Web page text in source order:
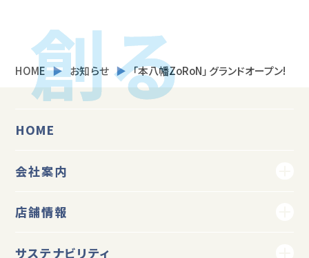
HOME お知らせ ｢本八幡ZoRoN｣ グランドオープン!
HOME
会社案内
店舗情報
サステナビリティ